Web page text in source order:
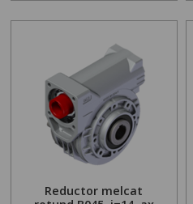
Reductor melcat